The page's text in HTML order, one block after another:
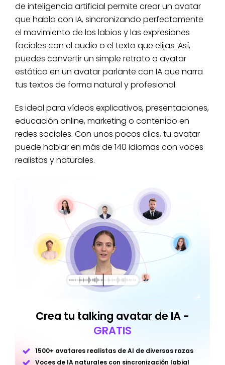
de inteligencia artificial permite crear un avatar
que habla con IA, sincronizando perfectamente
el movimiento de los labios y las expresiones
faciales con el audio o el texto que elijas. Así,
puedes convertir un simple retrato o avatar
estático en un avatar parlante con IA que narra
tus textos de forma natural y profesional.
Es ideal para vídeos explicativos, presentaciones,
educación online, marketing o contenido en
redes sociales. Con unos pocos clics, tu avatar
puede hablar en más de 140 idiomas con voces
realistas y naturales.
Crea tu talking avatar de IA -
GRATIS
1500+ avatares realistas de AI de diversas razas
Voces de IA naturales con sincronización labial